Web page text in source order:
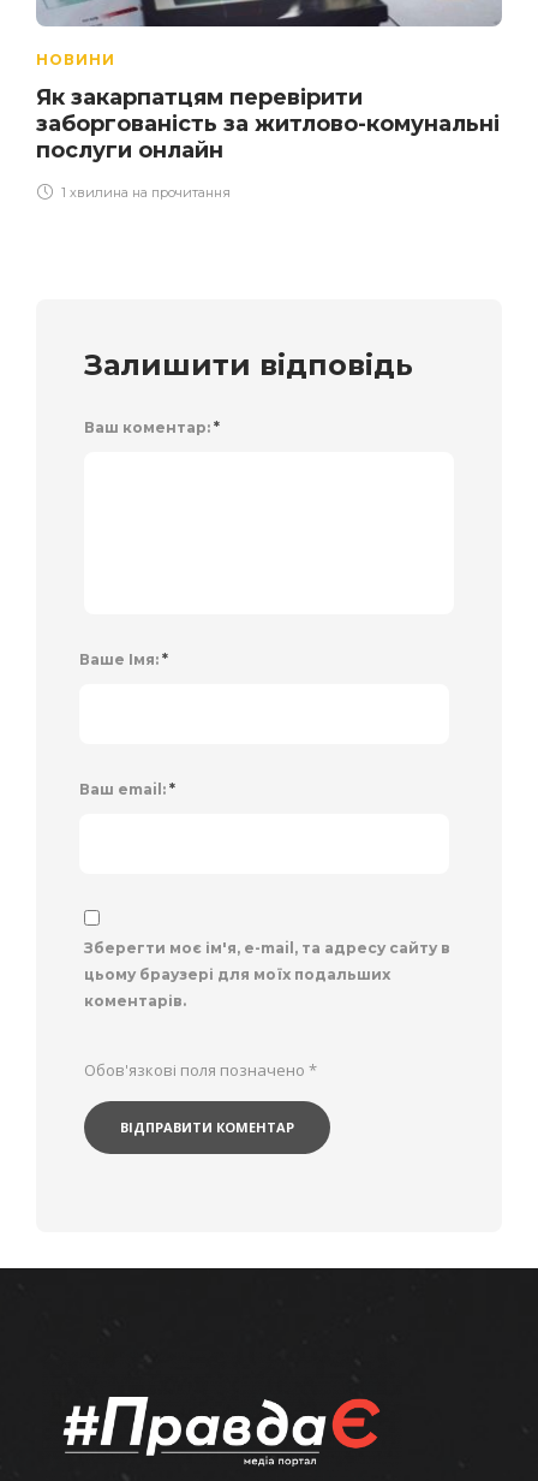
НОВИНИ
Як закарпатцям перевірити
заборгованість за житлово-комунальні
послуги онлайн
1 хвилина на прочитання
Залишити відповідь
Ваш коментар: *
Ваше Імя: *
Ваш email: *
Зберегти моє ім'я, e-mail, та адресу сайту в
цьому браузері для моїх подальших
коментарів.
Обов'язкові поля позначено *